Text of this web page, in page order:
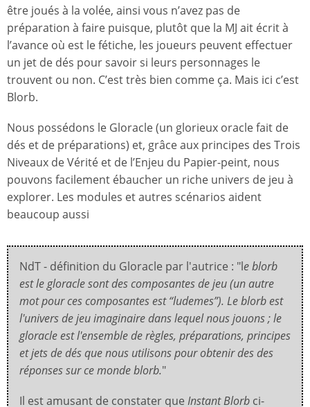
être joués à la volée, ainsi vous n’avez pas de
préparation à faire puisque, plutôt que la MJ ait écrit à
l’avance où est le fétiche, les joueurs peuvent effectuer
un jet de dés pour savoir si leurs personnages le
trouvent ou non. C’est très bien comme ça. Mais ici c’est
Blorb.
Nous possédons le Gloracle (un glorieux oracle fait de
dés et de préparations) et, grâce aux principes des Trois
Niveaux de Vérité et de l’Enjeu du Papier-peint, nous
pouvons facilement ébaucher un riche univers de jeu à
explorer. Les modules et autres scénarios aident
beaucoup aussi
NdT - définition du Gloracle par l'autrice : "le blorb
est le gloracle sont des composantes de jeu (un autre
mot pour ces composantes est “ludemes”). Le blorb est
l'univers de jeu imaginaire dans lequel nous jouons ; le
gloracle est l'ensemble de règles, préparations, principes
et jets de dés que nous utilisons pour obtenir des des
réponses sur ce monde blorb."
Il est amusant de constater que Instant Blorb ci-